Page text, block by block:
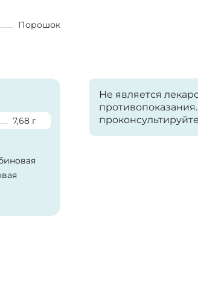
Порошок
Не является
7,68 г
Вит. В12
для